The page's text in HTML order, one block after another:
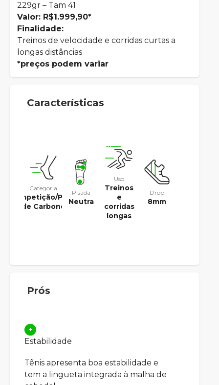
229gr – Tam 41
Valor: R$1.999,90*
Finalidade:
Treinos de velocidade e corridas curtas a
longas distâncias
*preços podem variar
Características
Categoria
Competição/Placa
de Carbono
Pisada
Neutra
Uso
Treinos
e
corridas
longas
Drop
8mm
Prós
+
Estabilidade
Tênis apresenta boa estabilidade e
tem a lingueta integrada à malha de